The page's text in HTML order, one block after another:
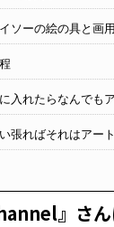
ーの絵の具と画用
入れたらなんでも
張ればそれはアート
』さ